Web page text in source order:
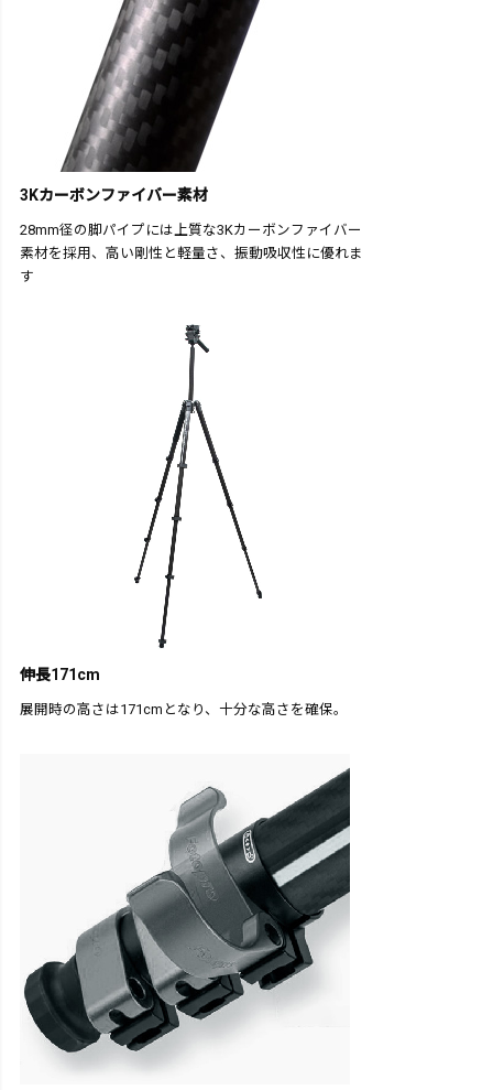
3Kカーボンファイバー素材
28mm径の脚パイプには上質な3Kカーボンファイバー
素材を採用、高い剛性と軽量さ、振動吸収性に優れま
す
伸長171cm
展開時の高さは171cmとなり、十分な高さを確保。